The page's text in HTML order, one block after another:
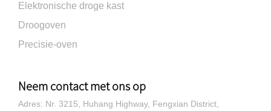
Elektronische droge kast
Droogoven
Precisie-oven
Neem contact met ons op
Adres: Nr. 3215, Huhang Highway, Fengxian District,